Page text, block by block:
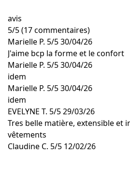
avis
5/5(17 commentaires)
Marielle P. 5/530/04/26
J'aime bcp la forme et le confort
Marielle P. 5/530/04/26
idem
Marielle P. 5/530/04/26
idem
EVELYNE T. 5/529/03/26
Tres belle matière, extensible et
vêtements
Claudine C. 5/5 12/02/26